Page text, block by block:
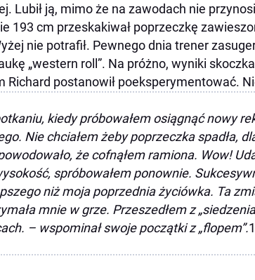
Lubił ją, mimo że na zawodach nie
193 cm przeskakiwał poprzeczkę
nie potrafił. Pewnego dnia trener
„western roll”. Na próżno, wyniki
Richard postanowił poeksperymentować.
kiedy próbowałem osiągnąć nowy
Nie chciałem żeby poprzeczka spadła,
że cofnąłem ramiona. Wow!
spróbowałem ponownie.
niż moja poprzednia życiówka. Ta
mnie w grze. Przeszedłem z
– wspominał swoje początki z „flopem”.1